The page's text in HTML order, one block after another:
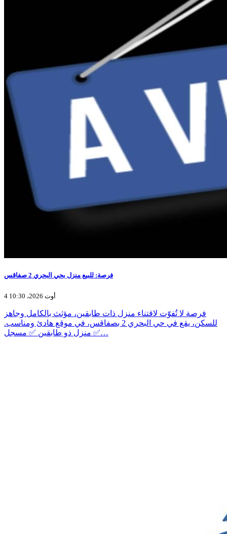
فرصة: للبيع منزل بحي البحري 2 صفاقس
4 أوت 2026، 10:30
فرصة لا تُفوّت لاقتناء منزل ذات طابقين، مؤثث بالكامل وجاهز
للسكن، يقع في حي البحري 2 بصفاقس، في موقع هادئ ومناسب.
✅ منزل ذو طابقين ✅ مسجل…